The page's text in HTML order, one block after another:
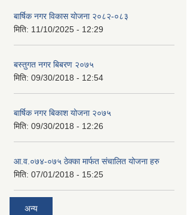
बार्षिक नगर विकास योजना २०८२-०८३
मिति: 11/10/2025 - 12:29
बस्तुगत नगर बिबरण २०७५
मिति: 09/30/2018 - 12:54
बार्षिक नगर बिकाश योजना २०७५
मिति: 09/30/2018 - 12:26
आ.व.०७४-०७५ ठेक्का मार्फत संचालित योजना हरु
मिति: 07/01/2018 - 15:25
अन्य